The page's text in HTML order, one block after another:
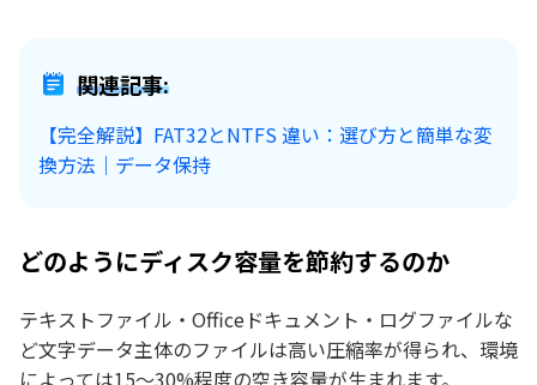
関連記事:
【完全解説】FAT32とNTFS 違い：選び方と簡単な変
換方法｜データ保持
どのようにディスク容量を節約するのか
テキストファイル・Officeドキュメント・ログファイルな
ど文字データ主体のファイルは高い圧縮率が得られ、環境
によっては15〜30%程度の空き容量が生まれます。